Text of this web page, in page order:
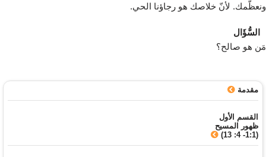
ونعظّمك. لأنّ خلاصك هو رجاؤنا الحي.
السُّؤَال
مَن هو صالح؟
مقدمة
القسم الأول
ظهور المسيح
(1:1- 4: 13)